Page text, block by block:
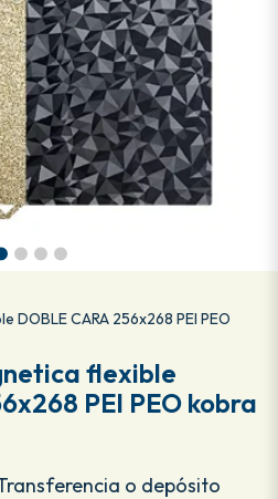
DOBLE CARA 256x268 PEI PEO
flexible
PEI PEO kobra
o depósito